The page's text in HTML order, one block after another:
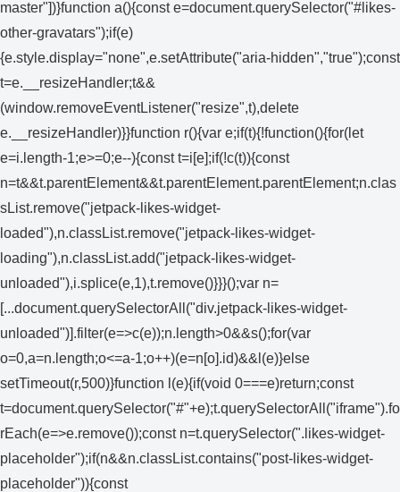
master"])}function a(){const e=document.querySelector("#likes-
other-gravatars");if(e)
{e.style.display="none",e.setAttribute("aria-hidden","true");const
t=e.__resizeHandler;t&&
(window.removeEventListener("resize",t),delete
e.__resizeHandler)}}function r(){var e;if(t){!function(){for(let
e=i.length-1;e>=0;e--){const t=i[e];if(!c(t)){const
n=t&&t.parentElement&&t.parentElement.parentElement;n.clas
sList.remove("jetpack-likes-widget-
loaded"),n.classList.remove("jetpack-likes-widget-
loading"),n.classList.add("jetpack-likes-widget-
unloaded"),i.splice(e,1),t.remove()}}}();var n=
[...document.querySelectorAll("div.jetpack-likes-widget-
unloaded")].filter(e=>c(e));n.length>0&&s();for(var
o=0,a=n.length;o<=a-1;o++)(e=n[o].id)&&l(e)}else
setTimeout(r,500)}function l(e){if(void 0===e)return;const
t=document.querySelector("#"+e);t.querySelectorAll("iframe").fo
rEach(e=>e.remove());const n=t.querySelector(".likes-widget-
placeholder");if(n&&n.classList.contains("post-likes-widget-
placeholder")){const